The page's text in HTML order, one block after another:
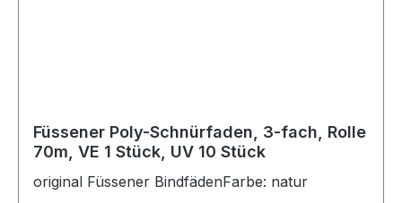
Füssener Poly-Schnürfaden, 3-fach, Rolle
70m, VE 1 Stück, UV 10 Stück
original Füssener BindfädenFarbe: natur